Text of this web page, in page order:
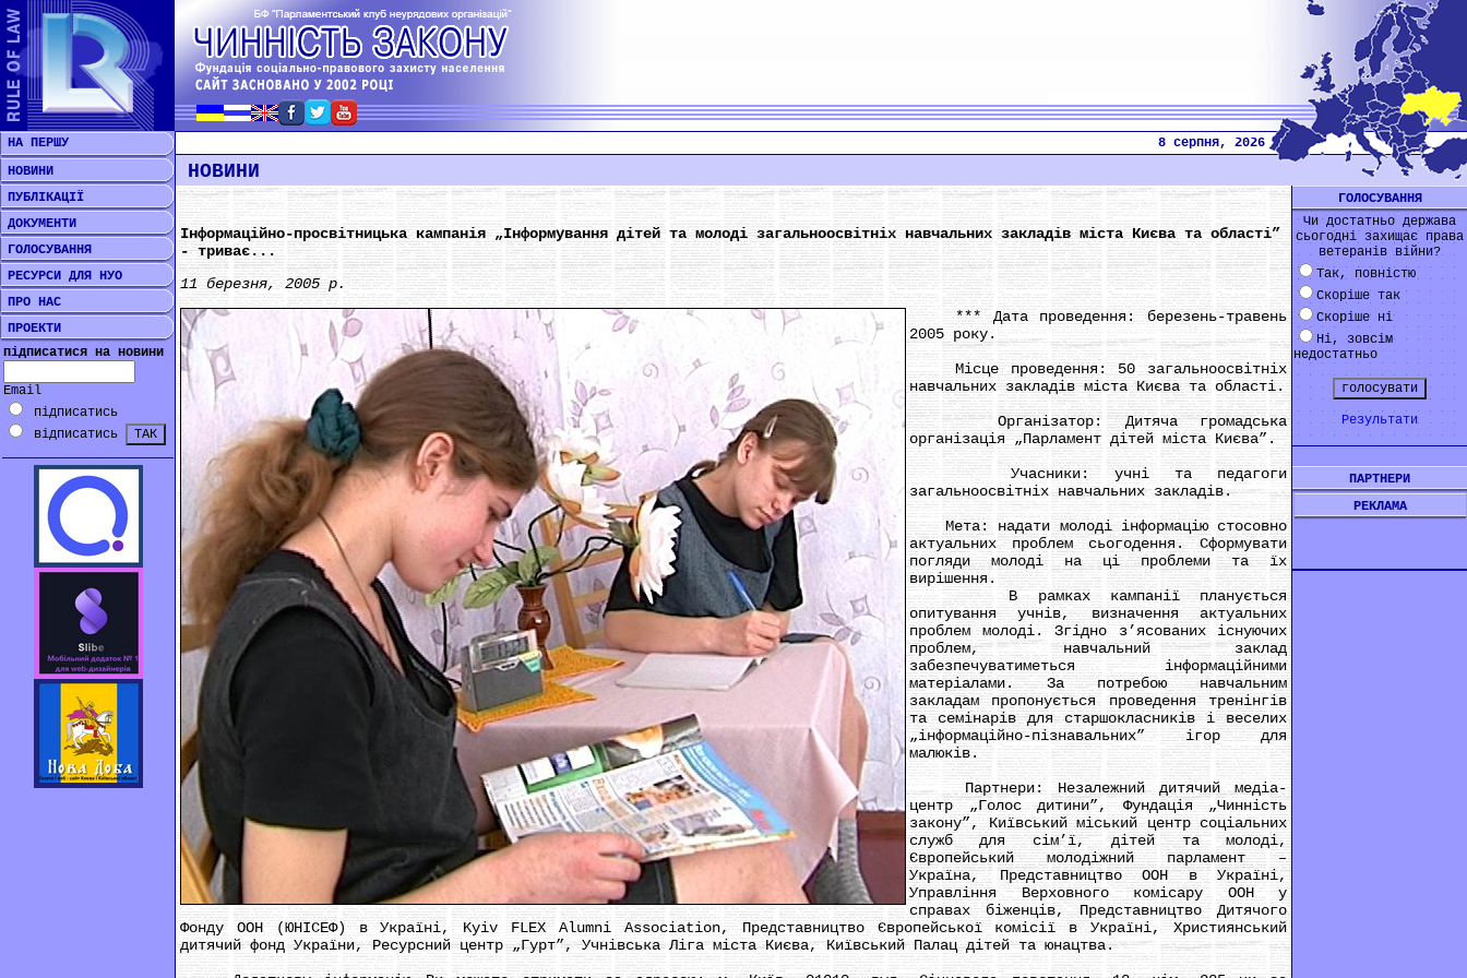
НА ПЕРШУ
8 серпня, 2026
НОВИНИ
ПУБЛІКАЦІЇ
ДОКУМЕНТИ
ГОЛОСУВАННЯ
РЕСУРСИ ДЛЯ НУО
ПРО НАС
ПРОЕКТИ
підписатися на новини
Email
підписатись
відписатись
НОВИНИ
Інформаційно-просвітницька кампанія „Інформування дітей та молоді загальноосвітніх навчальних закладів міста Києва та області”
- триває...
11 березня, 2005 р.
*** Дата проведення: березень-травень
2005 року.
Місце проведення: 50 загальноосвітніх
навчальних закладів міста Києва та області.
Організатор: Дитяча громадська
організація „Парламент дітей міста Києва”.
Учасники: учні та педагоги
загальноосвітніх навчальних закладів.
Мета: надати молоді інформацію стосовно
актуальних проблем сьогодення. Сформувати
погляди молоді на ці проблеми та їх
вирішення.
В рамках кампанії планується
опитування учнів, визначення актуальних
проблем молоді. Згідно з’ясованих існуючих
проблем, навчальний заклад
забезпечуватиметься інформаційними
матеріалами. За потребою навчальним
закладам пропонується проведення тренінгів
та семінарів для старшокласників і веселих
„інформаційно-пізнавальних” ігор для
малюків.
Партнери: Незалежний дитячий медіа-
центр „Голос дитини”, Фундація „Чинність
закону”, Київський міський центр соціальних
служб для сім’ї, дітей та молоді,
Європейський молодіжний парламент –
Україна, Представництво ООН в Україні,
Управління Верховного комісару ООН у
справах біженців, Представництво Дитячого
Фонду ООН (ЮНІСЕФ) в Україні, Kyiv FLEX Alumni Association, Представництво Європейської комісії в Україні, Християнський
дитячий фонд України, Ресурсний центр „Гурт”, Учнівська Ліга міста Києва, Київський Палац дітей та юнацтва.
ГОЛОСУВАННЯ
Чи достатньо держава
сьогодні захищає права
ветеранів війни?
Так, повністю
Скоріше так
Скоріше ні
Ні, зовсім
недостатньо
Результати
ПАРТНЕРИ
РЕКЛАМА